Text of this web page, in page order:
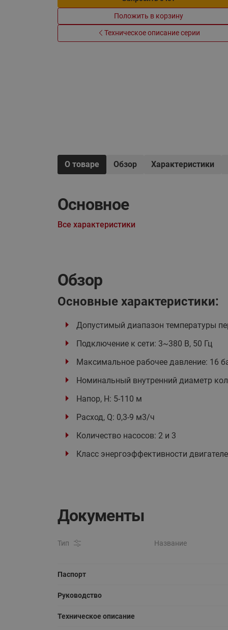
Системы водоснабжения
Электрообогрев
Положить в корзину
Техническое описание серии
О товаре Обзор Характеристики
Основное
Все характеристики
Обзор
Основные характеристики:
Допустимый диапазон температуры
Подключение к сети: 3~380 В, 50 Гц
Максимальное рабочее давление: 16
Номинальный внутренний диаметр
Напор, H: 5-110 м
Расход, Q: 0,3-9 м3/ч
Количество насосов: 2 и 3
Класс энергоэффективности
Документы
Тип Название
Паспорт
Руководство
Техническое описание